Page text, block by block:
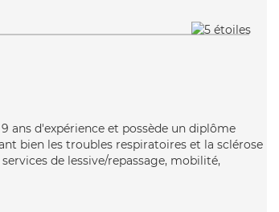
ans d'expérience et possède un diplôme
bien les troubles respiratoires et la sclérose
de lessive/repassage, mobilité,